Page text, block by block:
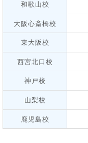
和歌山校
大阪心斎橋校
東大阪校
西宮北口校
神戸校
山梨校
鹿児島校